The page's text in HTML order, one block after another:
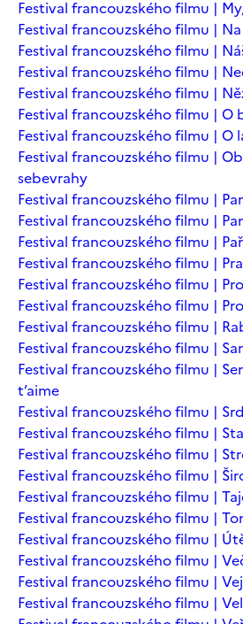
Festival francouzského filmu |
Festival francouzského filmu |
Festival francouzského filmu |
Festival francouzského filmu |
Festival francouzského filmu |
Festival francouzského filmu | O
Festival francouzského filmu | O
Festival francouzského filmu |
sebevrahy
Festival francouzského filmu |
Festival francouzského filmu |
Festival francouzského filmu |
Festival francouzského filmu |
Festival francouzského filmu |
Festival francouzského filmu |
Festival francouzského filmu |
Festival francouzského filmu |
Festival francouzského filmu |
t’aime
Festival francouzského filmu |
Festival francouzského filmu |
Festival francouzského filmu |
Festival francouzského filmu |
Festival francouzského filmu |
Festival francouzského filmu |
Festival francouzského filmu |
Festival francouzského filmu |
Festival francouzského filmu |
Festival francouzského filmu |